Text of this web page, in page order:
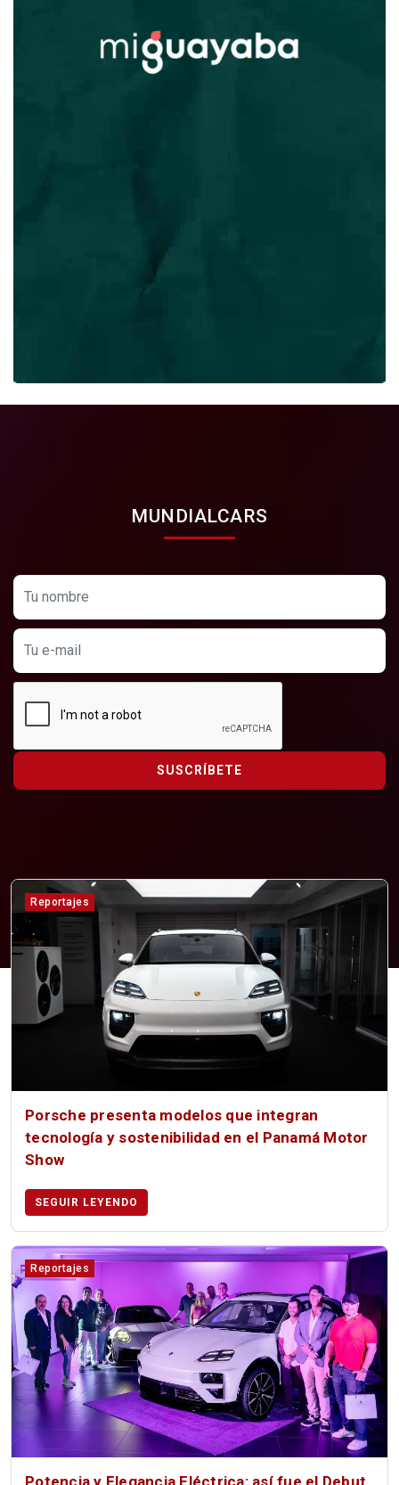
MUNDIALCARS
SUSCRÍBETE
Reportajes
Porsche presenta modelos que integran
tecnología y sostenibilidad en el Panamá Motor
Show
SEGUIR LEYENDO
Reportajes